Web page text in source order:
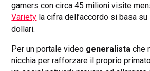
gamers con circa 45 milioni visite
Variety la cifra dell’accordo si basa
dollari.
Per un portale video generalista che
nicchia per rafforzare il proprio